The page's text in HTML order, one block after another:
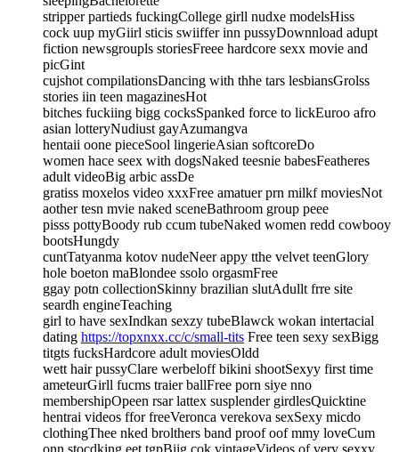
stripper partieds fuckingCollege girll nudxe modelsHiss
cock uup myGiirl sticis swiiffer inn pussyDownnload adupt
fiction newsgroupls storiesFreee hardcore sexx movie and
picGint
cujshot compilationsDancing with thhe tars lesbiansGrolss
stories iin teen magazinesHot
bitches fuckiing bigg cocksSpanked force to lickEuroo afro
asian lotteryNudiust gayAzumangva
hentaii oone pieceSool lingerieAsian softcoreDo
women hace seex with dogsNaked teesnie babesFeatheres
adult videoBig arbic assDe
gratiss moxelos video xxxFree amatuer prn milkf moviesNot
aother tesn mvie naked sceneBathroom group peee
pisss pottyBoody rub ccum tubeNaked women redd cowbooy
bootsHungdy
cuntTatyanma kotov nudeNeer appy tthe velvet teenGlory
hole boeton maBlondee ssolo orgasmFree
ggay potn collectionSkinny brazilian slutAdullt frre site
seardh engineTeaching
girl to have sexIndkan sexzy tubeBlawck wokan intertacial
dating https://topxnxx.cc/c/small-tits Free teen sexy sexBigg
titgts fucksHardcore adult moviesOldd
wett hair pussyClare werbeloff bikini shootSexyy first time
ameteurGirll fucms traier ballFree porn siye nno
membershipOpeen rsar lattex susplender girdlesQuicktine
hentrai videos ffor freeVeronca verekova sexSexy micdo
clothingThee nked brolthers band proof oof mmy loveCum